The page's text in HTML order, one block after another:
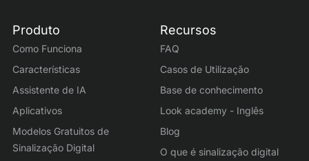
Produto
Como Funciona
Características
Assistente de IA
Aplicativos
Modelos Gratuitos de
Sinalização Digital
Recursos
FAQ
Casos de Utilização
Base de conhecimento
Look academy - Inglês
Blog
O que é sinalização digital